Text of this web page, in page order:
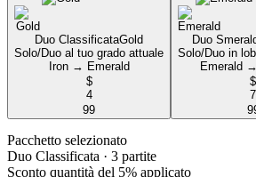
Duo ClassificataGold
Solo/Duo al tuo grado attuale
Iron → Emerald
$
4
99
Duo
Solo/Duo in
Emerald
$
7
Pacchetto selezionato
Duo Classificata · 3 partite
Sconto quantità del 5% applicato